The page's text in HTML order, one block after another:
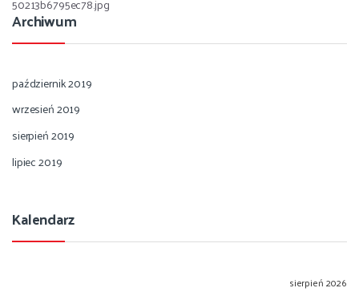
50213b6795ec78.jpg
Archiwum
październik 2019
wrzesień 2019
sierpień 2019
lipiec 2019
Kalendarz
sierpień 2026